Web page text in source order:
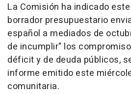
La Comisión ha indicado
borrador presupuestario
español a mediados de
de incumplir" los
déficit y de deuda públicos,
informe emitido este
comunitaria.